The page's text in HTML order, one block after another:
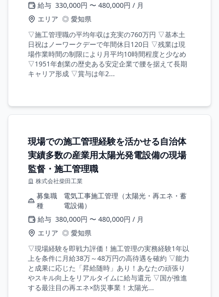
給与 330,000円 〜 480,000円 / 月
エリア ◎ 愛知県
▽施工管理職の平均年収は充実の760万円 ▽基本土
日祝はノーワークデーで年間休日120日 ▽残業は現
場作業時間の制限により月平均10時間程度と少なめ
▽1951年創業の歴史ある安定企業で腰を据えて長期
キャリア形成 ▽賞与は年2...
現場での施工管理経験を活かせる自治体
実績多数の産業用太陽光発電設備の現場
監督・施工管理職
株式会社柴田工業
募集職
種
電気工事施工管理（太陽光・再エネ・蓄
電設備）
給与 380,000円 〜 480,000円 / 月
エリア ◎ 愛知県
▽現場経験を即戦力評価！施工管理の実務経験1年以
上を条件に月給38万～48万円の高待遇を確約 ▽能力
と成果に応じた「昇給随時」あり！あなたの頑張り
やスキル向上をリアルタイムに給与還元 ▽国が推進
する最注目の再エネ×防災事業！太陽光...